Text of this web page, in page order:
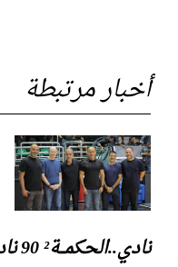
أخبار مرتبطة
نادي..الحكمـــة² 90 نادي.الرياضـي² 78